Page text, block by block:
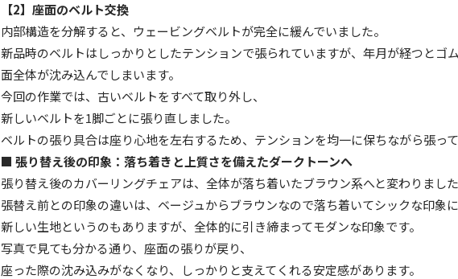
【2】座面のベルト交換
内部構造を分解すると、ウェービングベルトが完全に緩んでいました。
新品時のベルトはしっかりとしたテンションで張られていますが、年月が経つとゴ
面全体が沈み込んでしまいます。
今回の作業では、古いベルトをすべて取り外し、
新しいベルトを1脚ごとに張り直しました。
ベルトの張り具合は座り心地を左右するため、テンションを均一に保ちながら張って
■ 張り替え後の印象：落ち着きと上質さを備えたダークトーンへ
張り替え後のカバーリングチェアは、全体が落ち着いたブラウン系へと変わりました
張替え前との印象の違いは、ベージュからブラウンなので落ち着いてシックな印象
新しい生地というのもありますが、全体的に引き締まってモダンな印象です。
写真で見ても分かる通り、座面の張りが戻り、
座った際の沈み込みがなくなり、しっかりと支えてくれる安定感があります。